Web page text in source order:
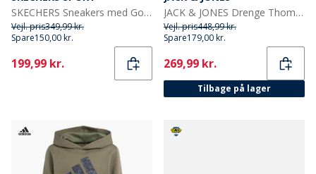
SKECHERS Sneakers med Gore & Strap til små Drenge Erupters IV med lys sort orange
Vejl. pris349,99 kr.
Spare150,00 kr.
Current
199,99 kr.
JACK & JONES Drenge Thomas To-Pak Hoodies Lysegrå Melange/Sort
Vejl. pris448,99 kr.
Spare179,00 kr.
Current
269,99 kr.
Tilbage på lager